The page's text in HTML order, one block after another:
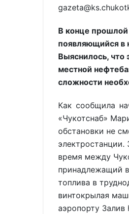
В конце прошлой
появляющийся в
Выяснилось, что
местной
сложности
Как сообщила
«Чукотснаб»
обстановки не
время между
принадлежащий
топлива в
винтокрылая
аэропорту Залив